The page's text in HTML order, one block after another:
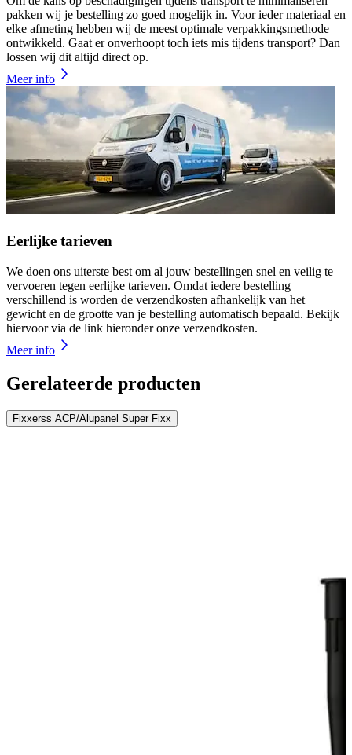
pakken wij je bestelling zo goed mogelijk in. Voor ieder materiaal en
elke afmeting hebben wij de meest optimale verpakkingsmethode
ontwikkeld. Gaat er onverhoopt toch iets mis tijdens transport? Dan
lossen wij dit altijd direct op.
Meer info
Eerlijke tarieven
We doen ons uiterste best om al jouw bestellingen snel en veilig te
vervoeren tegen eerlijke tarieven. Omdat iedere bestelling
verschillend is worden de verzendkosten afhankelijk van het
gewicht en de grootte van je bestelling automatisch bepaald. Bekijk
hiervoor via de link hieronder onze verzendkosten.
Meer info
Gerelateerde producten
Fixxerss ACP/Alupanel Super Fixx